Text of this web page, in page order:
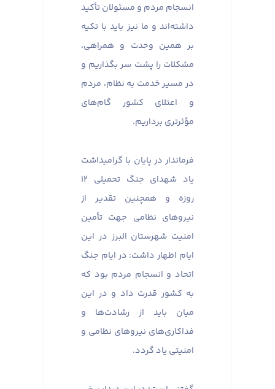
انسجام مردم و مسئولان تأکید
داشته‌اند و ما نیز باید با تکیه
بر همین وحدت و همراهی،
مشکلات را پشت سر بگذاریم و
در مسیر خدمت به نظام، مردم
و اعتلای کشور گام‌های
مؤثرتری برداریم.
فرماندار در پایان با گرامیداشت
یاد شهدای جنگ تحمیلی ۱۲
روزه و همچنین تقدیر از
نیروهای نظامی جهت تأمین
امنیت شهرستان البرز در این
ایام اظهار داشت: در ایام جنگ
اتحاد و انسجام مردم بود که
به کشور قدرت داد و در این
میان باید از رشادت‌ها و
فداکاری‌های نیروهای نظامی و
امنیتی یاد گردد.